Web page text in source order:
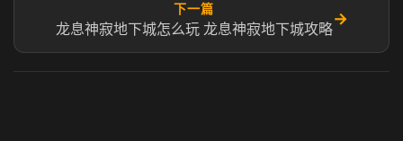
下一篇
龙息神寂地下城怎么玩 龙息神寂地下城攻略
→